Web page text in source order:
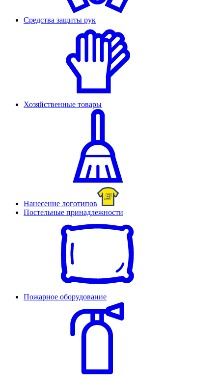
Средства защиты рук
Хозяйственные товары
Нанесение логотипов
Постельные принадлежности
Пожарное оборудование